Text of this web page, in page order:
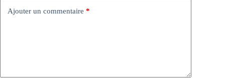
Ajouter un commentaire *